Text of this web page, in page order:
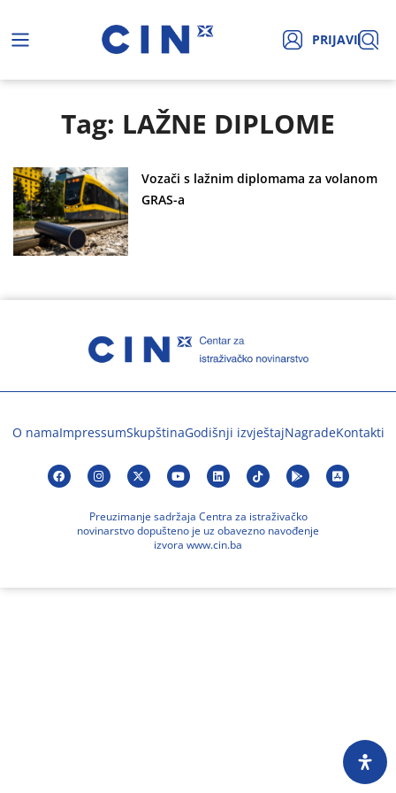
PRIJAVI
Tag: LAŽNE DIPLOME
Vozači s lažnim diplomama za volanom
GRAS-a
O namaImpressumSkupštinaGodišnji izvještajNagradeKontakti
Preuzimanje sadržaja Centra za istraživačko
novinarstvo dopušteno je uz obavezno navođenje
izvora www.cin.ba